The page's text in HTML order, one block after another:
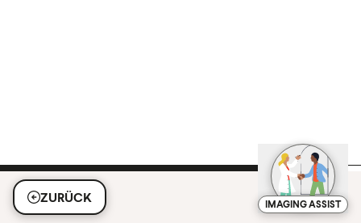
ZURÜCK IMAGING ASSIST